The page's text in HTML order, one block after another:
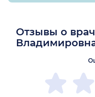
Отзывы о